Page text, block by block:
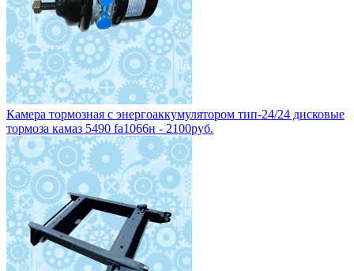
Камера тормозная с энергоаккумулятором тип-24/24 дисковые
тормоза камаз 5490 fa1066н - 2100руб.